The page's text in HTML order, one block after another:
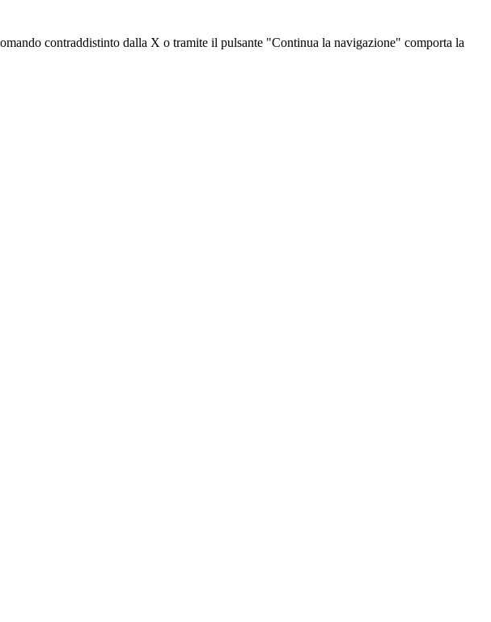
contraddistinto dalla X o tramite il pulsante "Continua la navigazione" comporta la